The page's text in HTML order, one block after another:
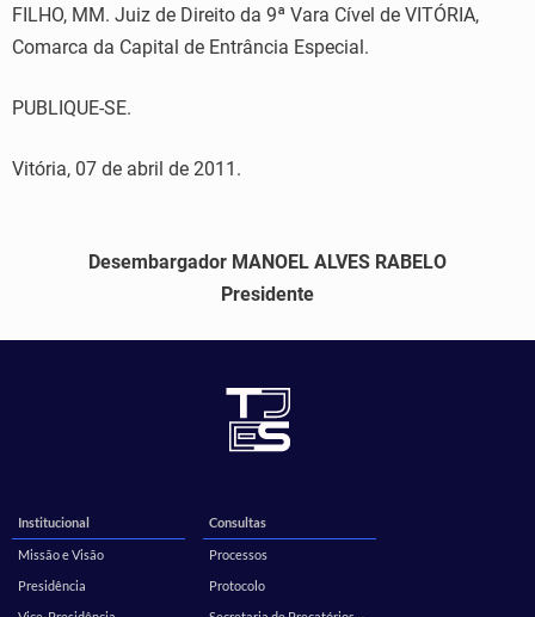
FILHO, MM. Juiz de Direito da 9ª Vara Cível de VITÓRIA,
Comarca da Capital de Entrância Especial.
PUBLIQUE-SE.
Vitória, 07 de abril de 2011.
Desembargador MANOEL ALVES RABELO
Presidente
Institucional
Missão e Visão
Presidência
Consultas
Processos
Protocolo